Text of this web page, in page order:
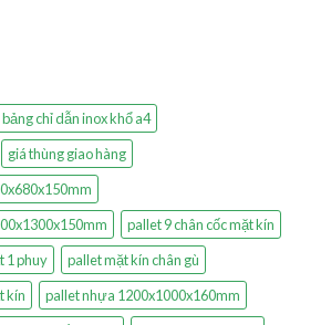
bảng chỉ dẫn inox khổ a4
giá thùng giao hàng
pallet 9 chân cốc mặt kín
1 phuy
pallet mặt kín chân gù
kín
pallet nhựa 1200x1000x160mm